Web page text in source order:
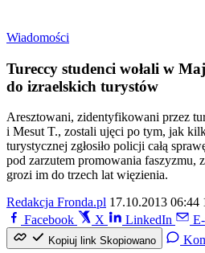
Wiadomości
Tureccy studenci wołali w
do izraelskich turystów
Aresztowani, zidentyfikowani przez
i Mesut T., zostali ujęci po tym, jak
turystycznej zgłosiło policji całą
pod zarzutem promowania faszyzmu,
grozi im do trzech lat więzienia.
Redakcja Fronda.pl 17.10.2013 06:44
Facebook
X LinkedIn
Kopiuj link Skopiowano